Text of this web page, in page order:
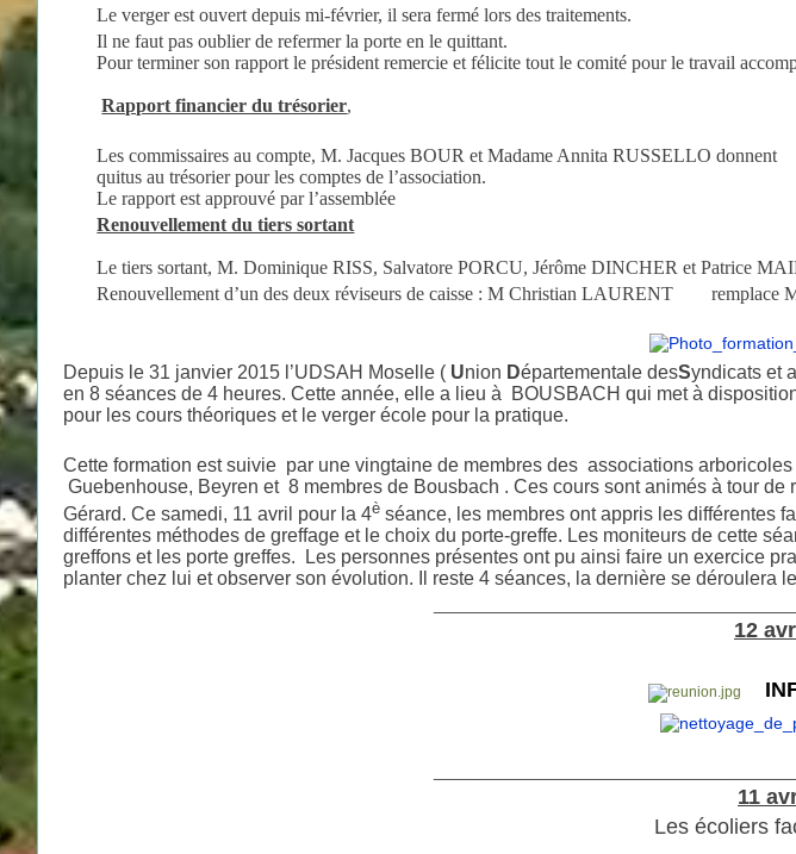
Le verger est ouvert depuis mi-février, il sera fermé lors des traitements.
Il ne faut pas oublier de refermer la porte en le quittant.
Pour terminer son rapport le président remercie et félicite tout le comité pour le travail
Rapport financier du trésorier,
Les commissaires au compte, M. Jacques BOUR et Madame Annita RUSSELLO donnent
quitus au trésorier pour les comptes de l’association.
Le rapport est approuvé par l’assemblée
Renouvellement du tiers sortant
Le tiers sortant, M. Dominique RISS, Salvatore PORCU, Jérôme DINCHER et Patrice
Renouvellement d’un des deux réviseurs de caisse : M Christian LAURENT remplace
Depuis le 31 janvier 2015 l’UDSAH Moselle ( Union Départementale desSyndicats et
en 8 séances de 4 heures. Cette année, elle a lieu à BOUSBACH qui met à
pour les cours théoriques et le verger école pour la pratique.
Cette formation est suivie par une vingtaine de membres des associations
Guebenhouse, Beyren et 8 membres de Bousbach . Ces cours sont animés à tour
Gérard. Ce samedi, 11 avril pour la 4è séance, les membres ont appris les différentes
différentes méthodes de greffage et le choix du porte-greffe. Les moniteurs de cette
greffons et les porte greffes. Les personnes présentes ont pu ainsi faire un exercice
planter chez lui et observer son évolution. Il reste 4 séances, la dernière se déroulera
12
11
Les écoliers